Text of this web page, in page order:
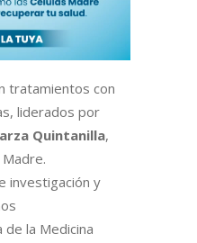
tratamientos con
liderados por
Quintanilla,
investigación y
la Medicina